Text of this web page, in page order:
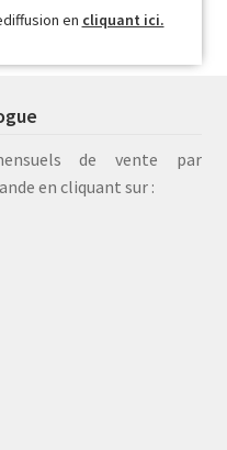
en cliquant ici.
de vente par
en cliquant sur :